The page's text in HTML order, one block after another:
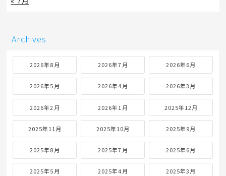
Archives
2026年8月 2026年7月 2026年6月
2026年5月 2026年4月 2026年3月
2026年2月 2026年1月 2025年12月
2025年11月 2025年10月 2025年9月
2025年8月 2025年7月 2025年6月
2025年5月 2025年4月 2025年3月